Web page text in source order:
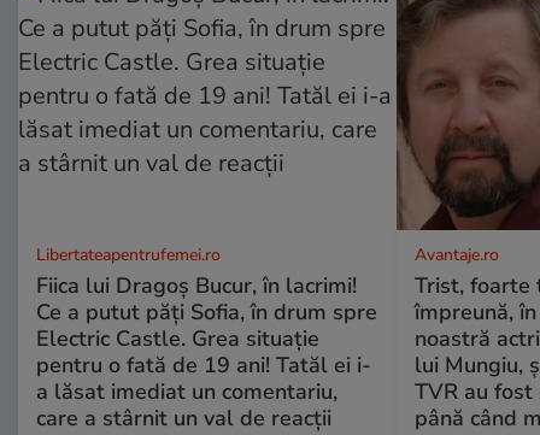
Libertateapentrufemei.ro
Fiica lui Dragoș Bucur, în lacrimi!
Ce a putut păți Sofia, în drum spre
Electric Castle. Grea situație
pentru o fată de 19 ani! Tatăl ei i-
a lăsat imediat un comentariu,
care a stârnit un val de reacții
Avantaje.ro
Trist, foarte
împreună,
noastră
lui Mungiu,
TVR au
până când